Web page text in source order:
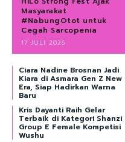
Masyarakat
#NabungOtot untuk
Cegah Sarcopenia
17 JULI 2026
Ciara Nadine Brosnan Jadi
Kiara di Asmara Gen Z New
Era, Siap Hadirkan Warna
Baru
Kris Dayanti Raih Gelar
Terbaik di Kategori Shanzi
Group E Female Kompetisi
Wushu